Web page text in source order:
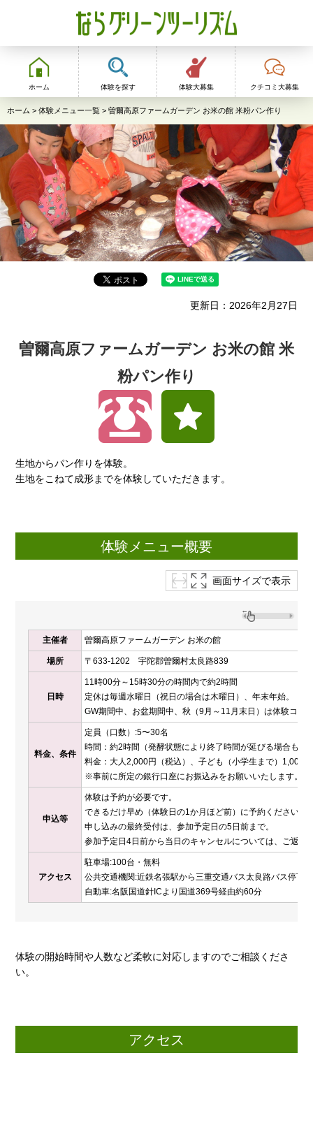
ならグリーンツーリ
ズム
ホーム 体験を探す 体験大募集 クチコミ大募集
ホーム > 体験メニュー一覧 > 曽爾高原ファームガーデン お米の館 米粉パン作り
更新日：2026年2月27日
曽爾高原ファームガーデン お米の館 米
粉パン作り
生地からパン作りを体験。
生地をこねて成形までを体験していただきます。
体験メニュー概要
画面サイズで表示
主催者 曽爾高原ファームガーデン お米の館
場所 〒633-1202 宇陀郡曽爾村太良路839
日時
11時00分～15時30分の時間内で約2時間
定休は毎週水曜日（祝日の場合は木曜日）、年末年始。
GW期間中、お盆期間中、秋（9月～11月末日）は体験コー
料金、条件
定員（口数）:5〜30名
時間：約2時間（発酵状態により終了時間が延びる場合もあ
料金：大人2,000円（税込）、子ども（小学生まで）1,000
※事前に所定の銀行口座にお振込みをお願いいたします。
申込等
体験は予約が必要です。
できるだけ早め（体験日の1か月ほど前）に予約ください。
申し込みの最終受付は、参加予定日の5日前まで。
参加予定日4日前から当日のキャンセルについては、ご返金
アクセス
駐車場:100台・無料
公共交通機関:近鉄名張駅から三重交通バス太良路バス停下
自動車:名阪国道針ICより国道369号経由約60分
体験の開始時間や人数など柔軟に対応しますのでご相談くださ
い。
アクセス